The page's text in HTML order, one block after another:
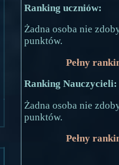
Ranking uczniów:
Żadna osoba nie
punktów.
Pełny
Ranking Nauczycieli:
Żadna osoba nie
punktów.
Pełny